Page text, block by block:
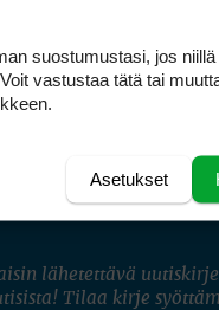
INSTAGRAM
lähetettävä
Tilaa kirje
suostumustasi, jos
vastustaa tätä tai
Asetukset